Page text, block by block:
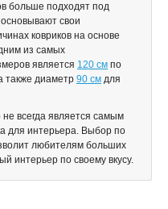
больше подходят под
свои
ковриков на основе
из самых
является 120 см по
также диаметр 90 см для
всегда является самым
для интерьера. Выбор по
любителям больших
интерьер по своему вкусу.